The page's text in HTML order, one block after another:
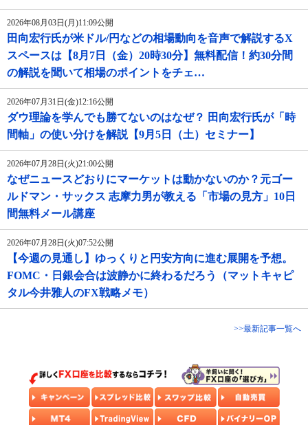
2026年08月03日(月)11:09公開
田向宏行氏が米ドル/円などの相場動向を音声で解説するX
スペースは【8月7日（金）20時30分】無料配信！約30分間
の解説を聞いて相場のポイントをチェ…
2026年07月31日(金)12:16公開
ダウ理論を学んでも勝てないのはなぜ？ 田向宏行氏が「時
間軸」の使い分けを解説【9月5日（土）セミナー】
2026年07月28日(火)21:00公開
なぜニュースどおりにマーケットは動かないのか？元ゴー
ルドマン・サックス 志摩力男が教える「市場の見方」10日
間無料メール講座
2026年07月28日(火)07:52公開
【今週の見通し】ゆっくりと円安方向に進む展開を予想。
FOMC・日銀会合は波静かに終わるだろう（マットキャピ
タル今井雅人のFX戦略メモ）
>>最新記事一覧へ